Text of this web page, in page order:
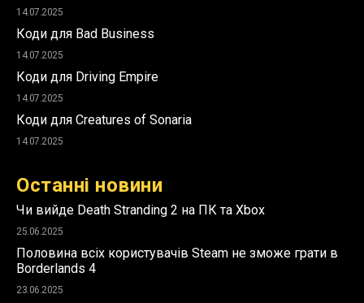
14.07.2025
Коди для Bad Business
14.07.2025
Коди для Driving Empire
14.07.2025
Коди для Creatures of Sonaria
14.07.2025
Останні новини
Чи вийде Death Stranding 2 на ПК та Xbox
25.06.2025
Половина всіх користувачів Steam не зможе грати в
Borderlands 4
23.06.2025